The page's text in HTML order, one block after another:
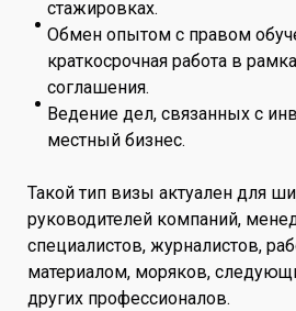
стажировках.
Обмен опытом с правом
краткосрочная работа в
соглашения.
Ведение дел, связанных с
местный бизнес.
Такой тип визы актуален для
руководителей компаний,
специалистов, журналистов,
материалом, моряков,
других профессионалов.